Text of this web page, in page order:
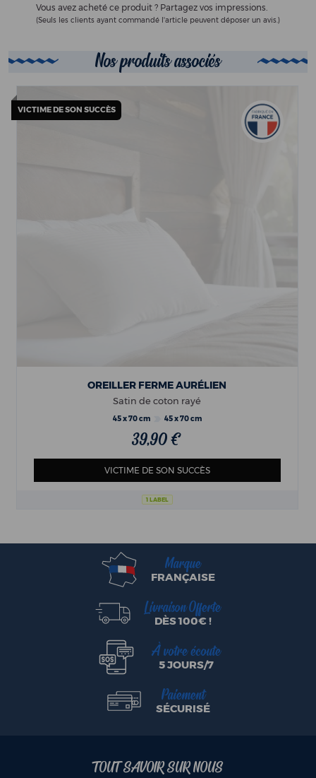
Vous avez acheté ce produit ? Partagez vos impressions.
(Seuls les clients ayant commandé l'article peuvent déposer un avis.)
Nos produits associés
VICTIME DE SON SUCCÈS
1 LABEL
OREILLER FERME AURÉLIEN
Satin de coton rayé
45 x 70 cm 45 x 70 cm
39,90 €
VICTIME DE SON SUCCÈS
Marque
FRANÇAISE
Livraison Offerte
DÈS 100€ !
À votre écoute
5 JOURS/7
Paiement
SÉCURISÉ
TOUT SAVOIR SUR NOUS